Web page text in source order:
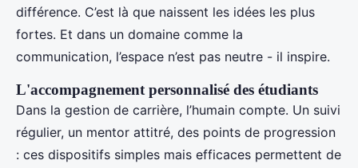
différence. C’est là que naissent les idées les plus
fortes. Et dans un domaine comme la
communication, l’espace n’est pas neutre - il inspire.
L'accompagnement personnalisé des étudiants
Dans la gestion de carrière, l’humain compte. Un suivi
régulier, un mentor attitré, des points de progression
: ces dispositifs simples mais efficaces permettent de